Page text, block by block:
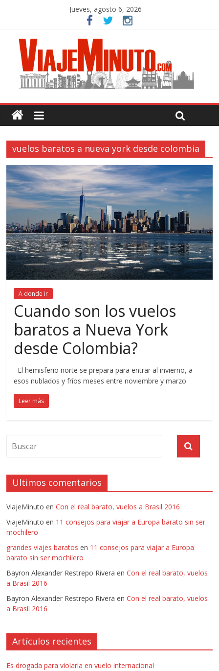
Jueves, agosto 6, 2026
vuelos baratos a nueva york desde colombia
A donde ir
Cuando son los vuelos
baratos a Nueva York
desde Colombia?
El hemisferio norte se prepara para entrar al invierno, a
esos nublados y fríos meses entre noviembre y marzo
Leer más
Ultimos comentarios
ViajeMinuto enCon el real barato, vuelos a Brasil 2016
ViajeMinuto en 11 consejos para viajar a Europa barato sin ser
mochilero
grandes viajes baratos en 11 consejos para viajar a Europa
barato sin ser mochilero
Bayron Alexander Restrepo Rivera enCon el real barato, vuelos
a Brasil 2016
Bayron Alexander Restrepo Rivera enCon el real barato, vuelos
a Brasil 2016
Artículos recientes
Es drogada para violarla en vuelo internacional